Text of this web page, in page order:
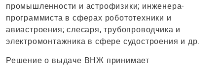
промышленности и астрофизики; инженера-
программиста в сферах робототехники и
авиастроения; слесаря, трубопроводчика и
электромонтажника в сфере судостроения и др.
Решение о выдаче ВНЖ принимает